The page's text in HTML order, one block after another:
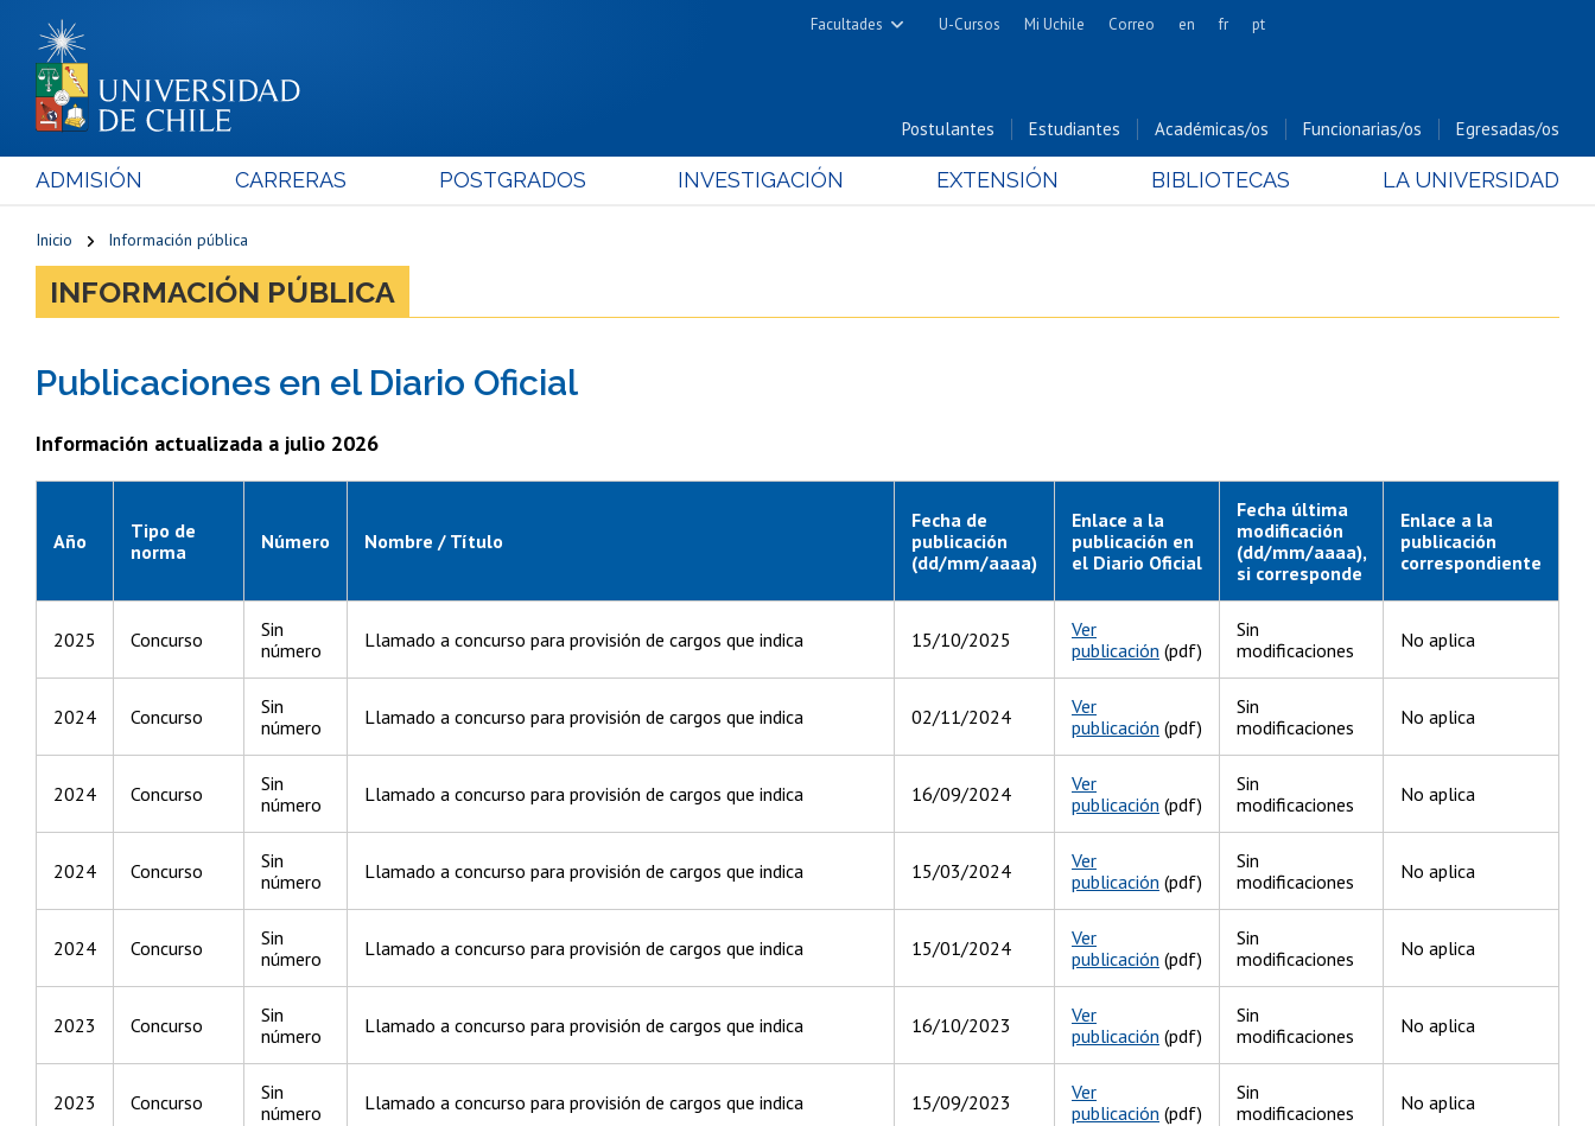
Facultades
Cs. Físicas y Matemáticas
Cs. Forestales y Conservación
Cs. Químicas y Farmacéuticas
Cs. Sociales
U-Cursos Mi Uchile Correo en fr pt
Postulantes Estudiantes Académicas/os Funcionarias/os Egresadas/os
ADMISIÓN CARRERAS POSTGRADOS INVESTIGACIÓN EXTENSIÓN BIBLIOTECAS LA UNIVERSIDAD
Inicio Información pública
INFORMACIÓN PÚBLICA
Publicaciones en el Diario Oficial
Información actualizada a julio 2026
Año
Tipo de
norma
Número Nombre / Título
Fecha de
publicación
(dd/mm/aaaa)
Enlace a la
publicación en
el Diario Oficial
Fecha última
modificación
(dd/mm/aaaa),
si corresponde
Enlace a la
publicación
correspondiente
2025 Concurso
Sin
número
Llamado a concurso para provisión de cargos que indica 15/10/2025
Ver
publicación (pdf)
Sin
modificaciones
No aplica
2024 Concurso
Sin
número
Llamado a concurso para provisión de cargos que indica 02/11/2024
Ver
publicación (pdf)
Sin
modificaciones
No aplica
2024 Concurso
Sin
número
Llamado a concurso para provisión de cargos que indica 16/09/2024
Ver
publicación (pdf)
Sin
modificaciones
No aplica
2024 Concurso
Sin
número
Llamado a concurso para provisión de cargos que indica 15/03/2024
Ver
publicación (pdf)
Sin
modificaciones
No aplica
2024 Concurso
Sin
número
Llamado a concurso para provisión de cargos que indica 15/01/2024
Ver
publicación (pdf)
Sin
modificaciones
No aplica
2023 Concurso
Sin
número
Llamado a concurso para provisión de cargos que indica 16/10/2023
Ver
publicación (pdf)
Sin
modificaciones
No aplica
2023 Concurso
Sin
número
Llamado a concurso para provisión de cargos que indica 15/09/2023
Ver
publicación (pdf)
Sin
modificaciones
No aplica